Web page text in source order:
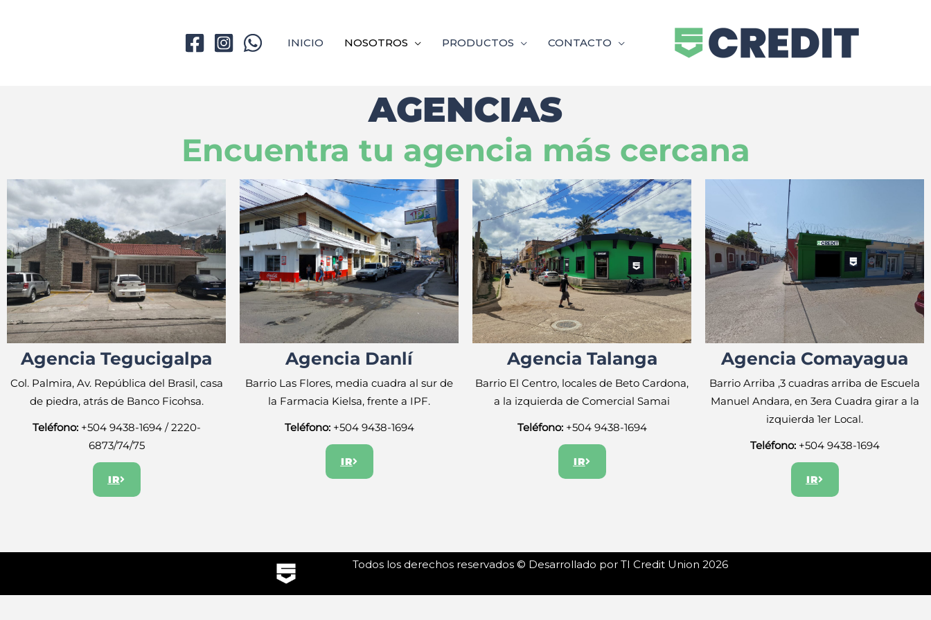
INICIO NOSOTROS PRODUCTOS CONTACTO
AGENCIAS
Encuentra tu agencia más cercana
Agencia Tegucigalpa
Col. Palmira, Av. República del Brasil, casa
de piedra, atrás de Banco Ficohsa.
Teléfono:+504 9438-1694 / 2220-
6873/74/75
IR
Agencia Danlí
Barrio Las Flores, media cuadra al sur de
la Farmacia Kielsa, frente a IPF.
Teléfono:+504 9438-1694
IR
Agencia Talanga
Barrio El Centro, locales de Beto Cardona,
a la izquierda de Comercial Samai
Teléfono:+504 9438-1694
IR
Agencia Comayagua
Barrio Arriba ,3 cuadras arriba de Escuela
Manuel Andara, en 3era Cuadra girar a la
izquierda 1er Local.
Teléfono:+504 9438-1694
IR
Todos los derechos reservados © Desarrollado por TI Credit Union 2026